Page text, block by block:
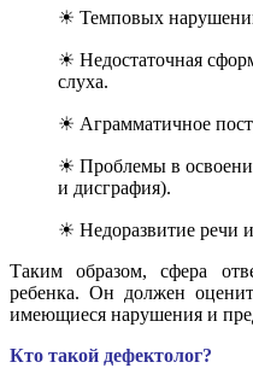
☀ Темповых
☀ Недостаточная
слуха.
☀ Аграмматичное
☀ Проблемы в
и дисграфия).
☀ Недоразвитие речи
Таким образом, сфера
ребенка. Он должен
имеющиеся нарушения и
Кто такой дефектолог?